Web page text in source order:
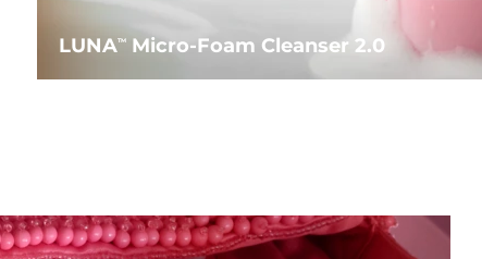
LUNATMMicro-Foam Cleanser 2.0